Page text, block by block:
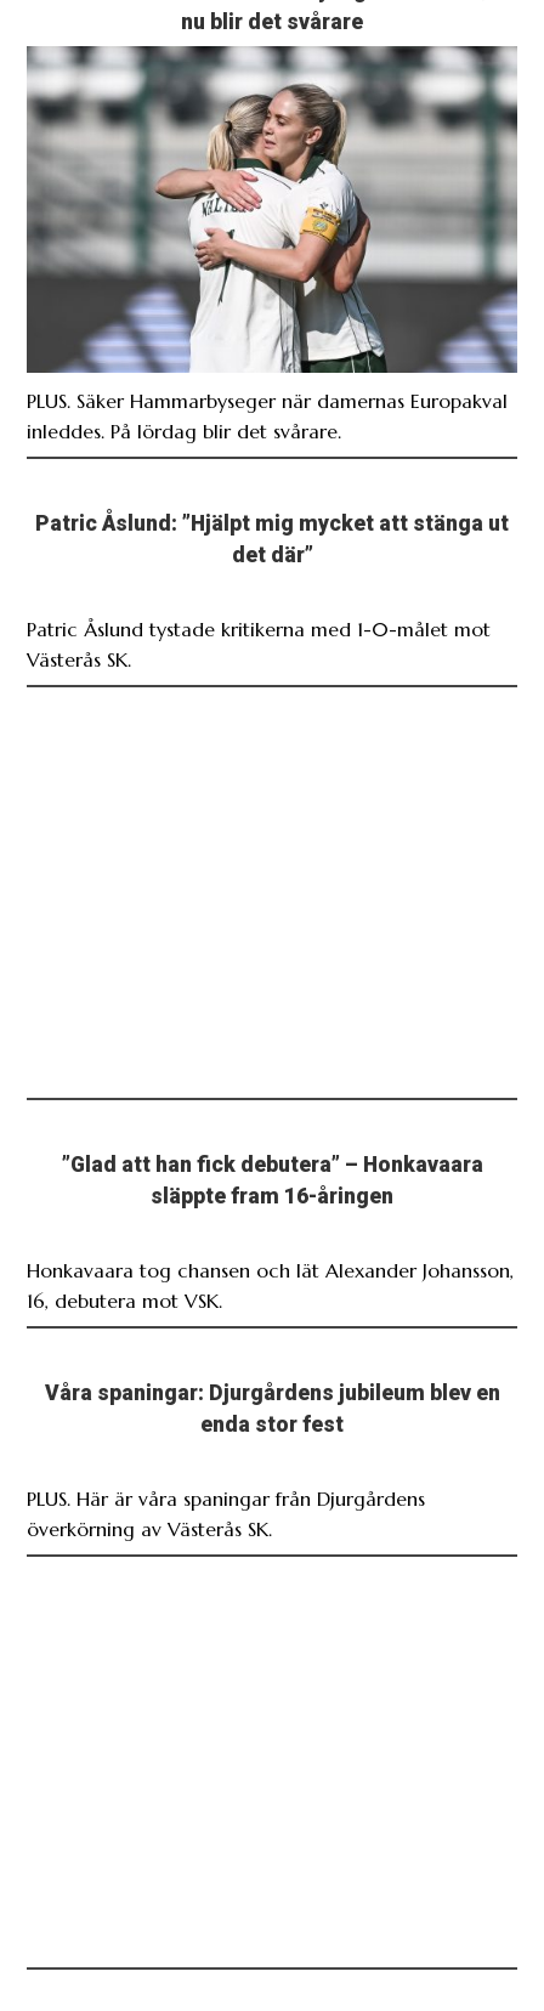
nu blir det svårare
PLUS. Säker Hammarbyseger när damernas Europakval
inleddes. På lördag blir det svårare.
Patric Åslund: ”Hjälpt mig mycket att stänga ut
det där”
Patric Åslund tystade kritikerna med 1-0-målet mot
Västerås SK.
”Glad att han fick debutera” – Honkavaara
släppte fram 16-åringen
Honkavaara tog chansen och lät Alexander Johansson,
16, debutera mot VSK.
Våra spaningar: Djurgårdens jubileum blev en
enda stor fest
PLUS. Här är våra spaningar från Djurgårdens
överkörning av Västerås SK.